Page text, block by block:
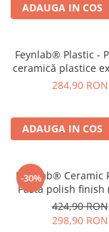
ADAUGA IN COS
Feynlab® Plastic -
ceramică plastice
(30ml)
284,90 RON
ADAUGA IN COS
-30%
Feynlab® Ceramic
Pastă polish finish
424,90 RON
298,90 RON